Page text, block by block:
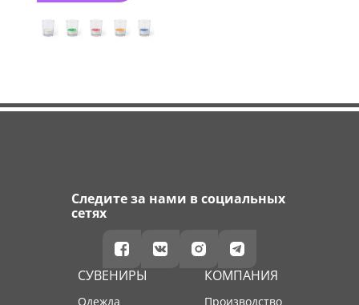
Следите за нами в социальных
сетях
СУВЕНИРЫ
Одежда
КОМПАНИЯ
производство